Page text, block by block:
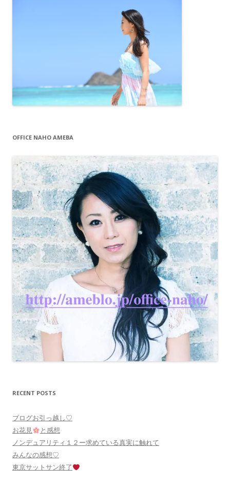
OFFICE NAHO AMEBA
RECENT POSTS
ブログお引っ越し♡
お花見
と感想
ノンデュアリティ１２ー求めている真実に触れて
みんなの感想♡
東京サットサン終了